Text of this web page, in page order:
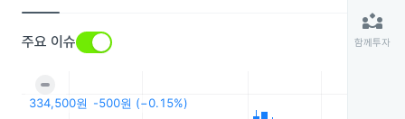
주요 이슈
partner_exchange
함께투자